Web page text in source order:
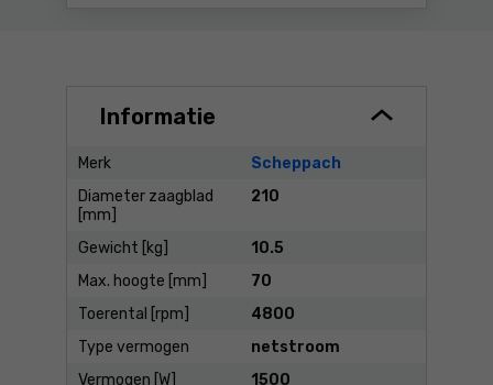
Informatie
Merk
Scheppach
Diameter zaagblad
[mm]
210
Gewicht [kg]
10.5
Max. hoogte [mm]
70
Toerental [rpm]
4800
Type vermogen
netstroom
Vermogen [W]
1500